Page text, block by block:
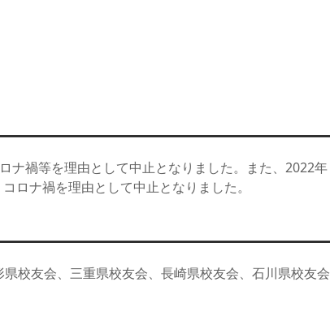
ナ禍等を理由として中止となりました。また、2022年
ロナ禍を理由として中止となりました。
校友会、三重県校友会、長崎県校友会、石川県校友会